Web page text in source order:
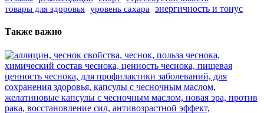
товары для здоровья уровень сахара энергичность и тонус
Также важно